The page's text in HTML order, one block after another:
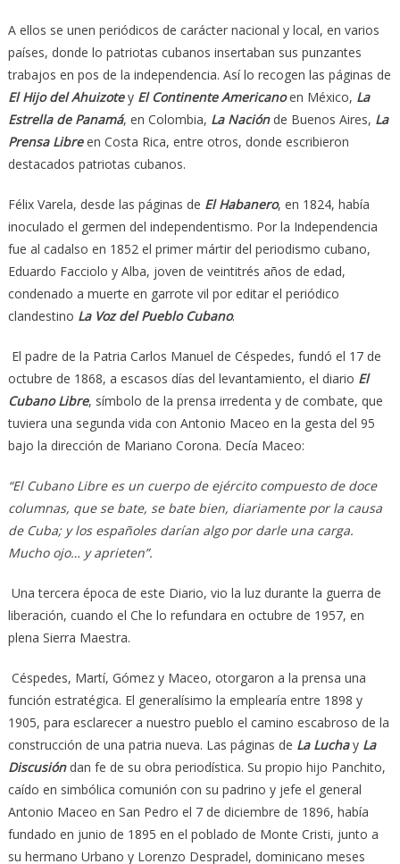
A ellos se unen periódicos de carácter nacional y local, en varios
países, donde lo patriotas cubanos insertaban sus punzantes
trabajos en pos de la independencia. Así lo recogen las páginas de
El Hijo del Ahuizotey El Continente Americanoen México, La
Estrella de Panamá, en Colombia, La Naciónde Buenos Aires, La
Prensa Libreen Costa Rica, entre otros, donde escribieron
destacados patriotas cubanos.
Félix Varela, desde las páginas de El Habanero, en 1824, había
inoculado el germen del independentismo. Por la Independencia
fue al cadalso en 1852 el primer mártir del periodismo cubano,
Eduardo Facciolo y Alba, joven de veintitrés años de edad,
condenado a muerte en garrote vil por editar el periódico
clandestino La Voz del Pueblo Cubano.
El padre de la Patria Carlos Manuel de Céspedes, fundó el 17 de
octubre de 1868, a escasos días del levantamiento, el diario El
Cubano Libre, símbolo de la prensa irredenta y de combate, que
tuviera una segunda vida con Antonio Maceo en la gesta del 95
bajo la dirección de Mariano Corona. Decía Maceo:
“El Cubano Libre es un cuerpo de ejército compuesto de doce
columnas, que se bate, se bate bien, diariamente por la causa
de Cuba; y los españoles darían algo por darle una carga.
Mucho ojo… y aprieten”.
Una tercera época de este Diario, vio la luz durante la guerra de
liberación, cuando el Che lo refundara en octubre de 1957, en
plena Sierra Maestra.
Céspedes, Martí, Gómez y Maceo, otorgaron a la prensa una
función estratégica. El generalísimo la emplearía entre 1898 y
1905, para esclarecer a nuestro pueblo el camino escabroso de la
construcción de una patria nueva. Las páginas de La Luchay La
Discusióndan fe de su obra periodística. Su propio hijo Panchito,
caído en simbólica comunión con su padrino y jefe el general
Antonio Maceo en San Pedro el 7 de diciembre de 1896, había
fundado en junio de 1895 en el poblado de Monte Cristi, junto a
su hermano Urbano y Lorenzo Despradel, dominicano meses